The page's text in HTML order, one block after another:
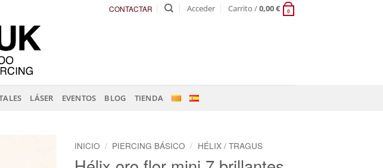
CONTACTAR Acceder Carrito /0,00€ 0
LÁSER EVENTOS BLOG TIENDA
INICIO / PIERCING BÁSICO / HÉLIX / TRAGUS